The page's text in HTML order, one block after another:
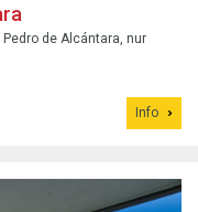
de Alcántara, nur
Info